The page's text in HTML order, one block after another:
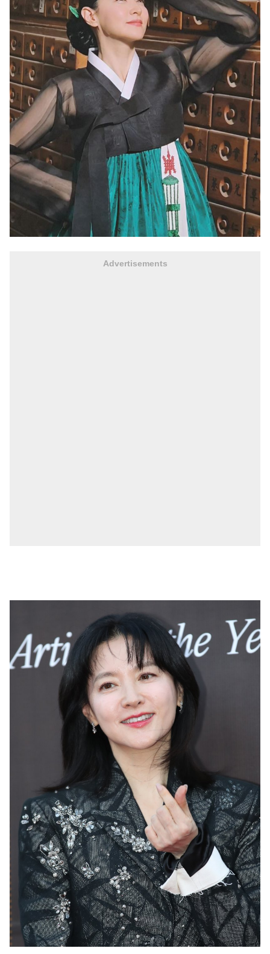
Advertisements